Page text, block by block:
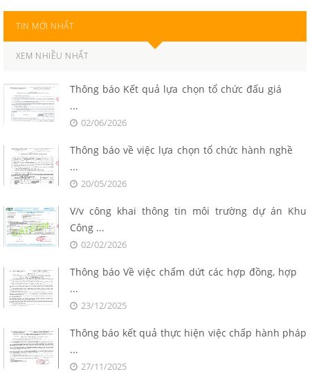
TIN MỚI NHẤT
XEM NHIỀU NHẤT
Thông báo Kết quả lựa chọn tổ chức đấu giá
...
02/06/2026
Thông báo về việc lựa chọn tổ chức hành nghề
...
20/05/2026
V/v công khai thông tin môi trường dự án Khu
Công ...
02/02/2026
Thông báo Về việc chấm dứt các hợp đồng, hợp
...
23/12/2025
Thông báo kết quả thực hiện việc chấp hành pháp
...
27/11/2025